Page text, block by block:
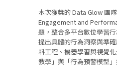
本次獲獎的 Data Glow 團
Engagement and
題，整合多平台數位學習
提出具體的行為洞察與準
料工程、機器學習與視覺
教學」與「行為預警模型